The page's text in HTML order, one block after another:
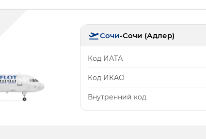
Сочи-Сочи (Адлер)
Код ИАТА
Код ИКАО
Внутренний код